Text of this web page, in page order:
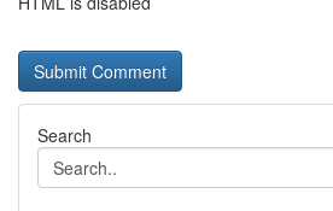
Search